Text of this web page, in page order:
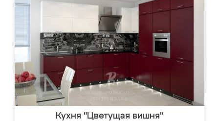
Кухня "Цветущая вишня"